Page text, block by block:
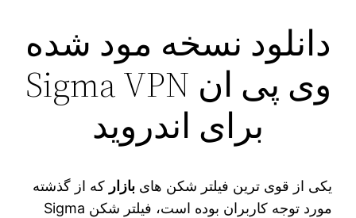
دانلود نسخه مود شده
وی پی ان Sigma VPN
برای اندروید
یکی از قوی‌ ترین فیلتر شکن‌ هایبازار که از گذشته
مورد توجه کاربران بوده است، فیلتر شکن Sigma